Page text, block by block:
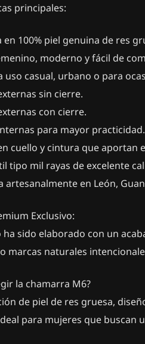
principales:
en 100% piel genuina de res
moderno y fácil de
uso casual, urbano o para
sin cierre.
con cierre.
para mayor practicidad.
cuello y cintura que aportan
tipo mil rayas de excelente
artesanalmente en León,
Exclusivo:
ha sido elaborado con un
marcas naturales
la chamarra M6?
de piel de res gruesa,
para mujeres que buscan